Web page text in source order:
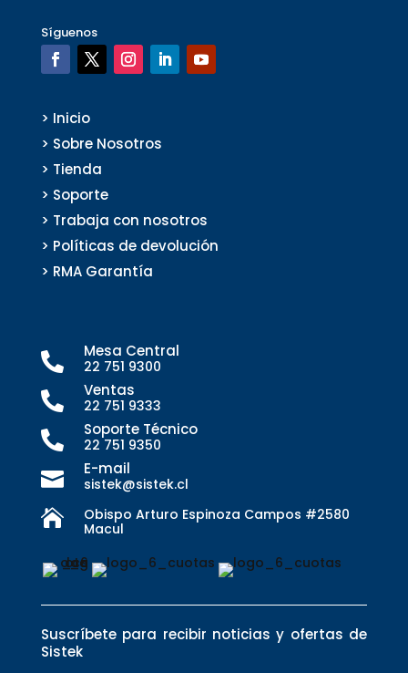
Síguenos
> Inicio
> Sobre Nosotros
> Tienda
> Soporte
> Trabaja con nosotros
> Políticas de devolución
> RMA Garantía
 Mesa Central
22 751 9300
 Ventas
22 751 9333
 Soporte Técnico
22 751 9350
 E-mail
sistek@sistek.cl

Obispo Arturo Espinoza Campos #2580
Macul
Suscríbete para recibir noticias y ofertas de
Sistek